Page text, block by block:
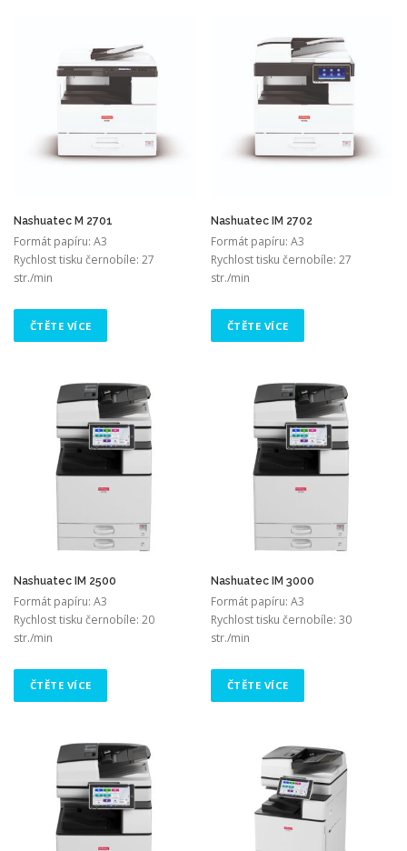
Nashuatec M 2701
Formát papíru: A3
Rychlost tisku černobíle: 27
str./min
ČTĚTE VÍCE
Nashuatec IM 2702
Formát papíru: A3
Rychlost tisku černobíle: 27
str./min
ČTĚTE VÍCE
Nashuatec IM 2500
Formát papíru: A3
Rychlost tisku černobíle: 20
str./min
ČTĚTE VÍCE
Nashuatec IM 3000
Formát papíru: A3
Rychlost tisku černobíle: 30
str./min
ČTĚTE VÍCE